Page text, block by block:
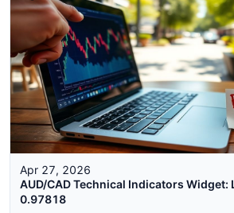
Apr 27, 2026
AUD/CAD Technical Indicators Widget:
0.97818